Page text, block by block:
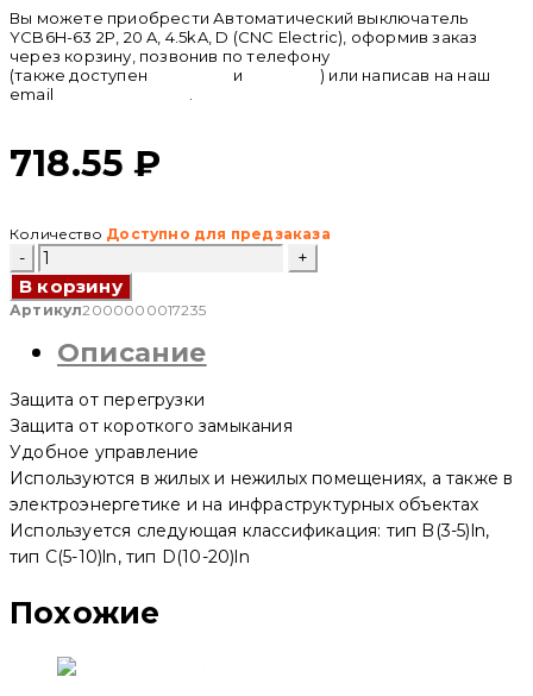
Вы можете приобрести Автоматический выключатель
YCB6H-63 2P, 20 A, 4.5kA, D (CNC Electric), оформив заказ
через корзину, позвонив по телефону
(также доступен
и telegram) или написав на наш
email
718.55₽
Количество Доступно для предзаказа
Количество
товара
Автоматический
выключатель
63
2P,
A,
4.5kA,
D
(CNC
Electric)
В корзину
Артикул2000000017235
Описание
Защита от перегрузки
Защита от короткого замыкания
Удобное управление
Используются в жилых и нежилых помещениях, а также в
электроэнергетике и на инфраструктурных объектах
Используется следующая классификация: тип B(3-5)ln,
тип C(5-10)ln, тип D(10-20)ln
Похожие